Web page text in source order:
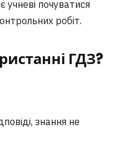
учневі почуватися
робіт.
ГДЗ?
знання не